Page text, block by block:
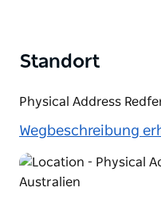
Standort
Physical Address
Wegbeschreibung